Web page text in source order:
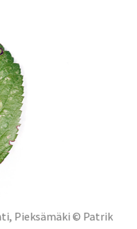
Pieksämäki © Patrik